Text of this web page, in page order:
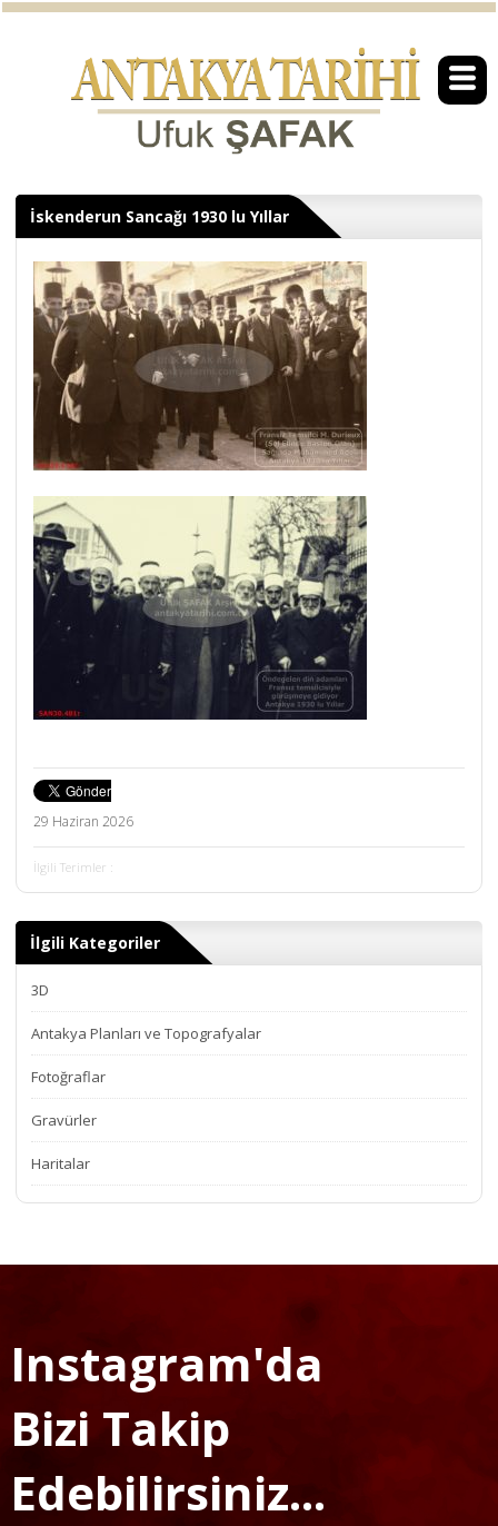
İskenderun Sancağı 1930 lu Yıllar
29 Haziran 2026
İlgili Terimler :
İlgili Kategoriler
3D
Antakya Planları ve Topografyalar
Fotoğraflar
Gravürler
Haritalar
Instagram'da
Bizi Takip
Edebilirsiniz...